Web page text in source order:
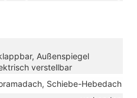
Außenspiegel
verstellbar
Schiebe-Hebedach